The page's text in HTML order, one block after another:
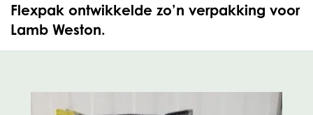
Flexpak ontwikkelde zo’n verpakking voor
Lamb Weston.